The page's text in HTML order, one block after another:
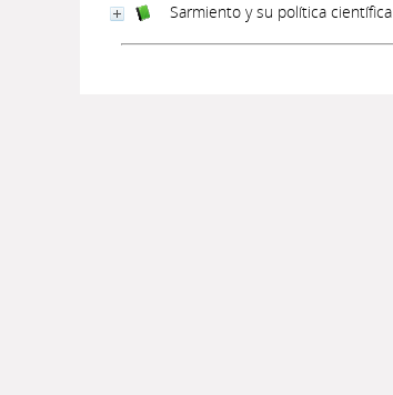
Sarmiento y su política científica